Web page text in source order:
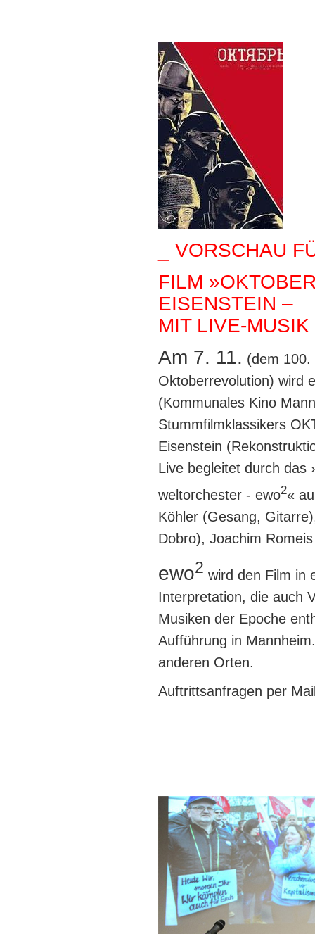
_ VORSCHAU
FILM
EISENSTEIN –
MIT LIVE-
Am 7. 11. (dem 100.
Oktoberrevolution) wird
(Kommunales Kino
Stummfilmklassikers
Eisenstein
Live begleitet durch das
weltorchester - ewo2«
Köhler (Gesang,
Dobro), Joachim
ewo2 wird den Film in
Interpretation, die auch
Musiken der Epoche
Aufführung in
anderen Orten.
Auftrittsanfragen per